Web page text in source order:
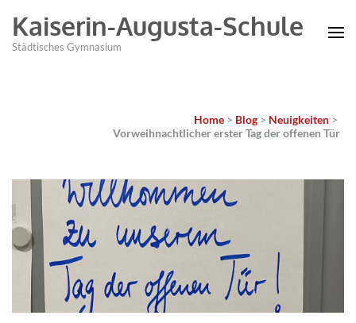
Kaiserin-Augusta-Schule
Städtisches Gymnasium
Home > Blog > Neuigkeiten >
Vorweihnachtlicher erster Tag der offenen Tür